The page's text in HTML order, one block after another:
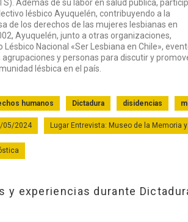
Además de su labor en salud pública,
lésbico Ayuquelén, contribuyendo a la
de los derechos de las mujeres lesbianas en
Ayuquelén, junto a otras organizaciones,
Lésbico Nacional «Ser Lesbiana en Chile»,
agrupaciones y personas para discutir y
lésbica en el país.
humanos Dictadura disidencias
05/2024 Lugar Entrevista: Museo de la Memoria
y experiencias durante